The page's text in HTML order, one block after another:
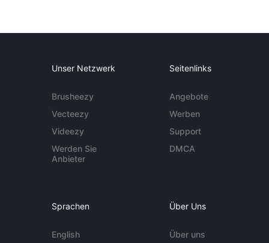
Unser Netzwerk
Brusheezy
Vecteezy
Videezy
Werden Sie
Anbieter
Seitenlinks
Angebote
Werben
Support
DMCA
Sprachen
English
Über Uns
Über uns